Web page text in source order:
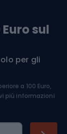
sul
per gli
a 100 Euro,
più informazioni